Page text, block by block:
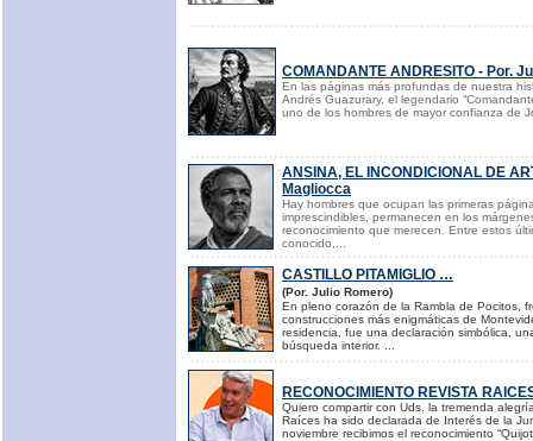
COMANDANTE ANDRESITO - Por.
En las páginas más profundas de nuestra
Andrés Guazurary, el legendario
uno de los hombres de mayor confianza de
ANSINA, EL INCONDICIONAL DE
Magliocca
Hay hombres que ocupan las primeras
imprescindibles, permanecen en los
reconocimiento que merecen. Entre estos
conocido,...
CASTILLO PITAMIGLIO …
(Por. Julio Romero)
En pleno corazón de la Rambla de Pocitos,
construcciones más enigmáticas de
residencia, fue una declaración simbólica,
búsqueda interior. ...
RECONOCIMIENTO REVISTA
Quiero compartir con Uds. la tremenda
Raíces ha sido declarada de Interés de la
noviembre recibimos el reconocimiento